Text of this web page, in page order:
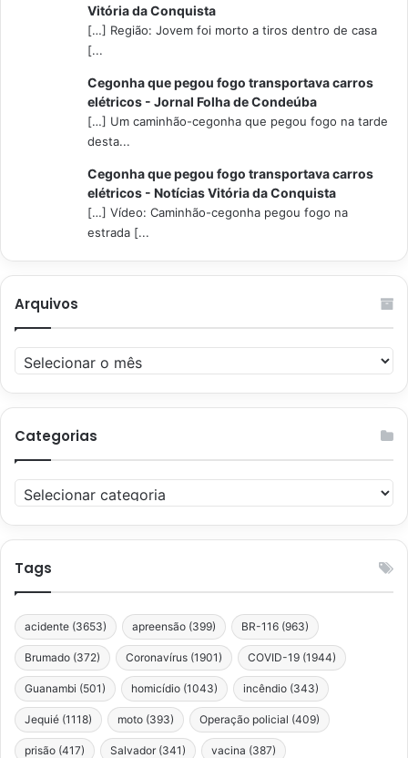
Vitória da Conquista
[…] Região: Jovem foi morto a tiros dentro de casa
[...
Cegonha que pegou fogo transportava carros
elétricos - Jornal Folha de Condeúba
[…] Um caminhão-cegonha que pegou fogo na tarde
desta...
Cegonha que pegou fogo transportava carros
elétricos - Notícias Vitória da Conquista
[…] Vídeo: Caminhão-cegonha pegou fogo na
estrada [...
Arquivos
Arquivos
Categorias
Categorias
Tags
acidente (3653) apreensão (399) BR-116 (963)
Brumado (372) Coronavírus (1901) COVID-19 (1944)
Guanambi (501) homicídio (1043) incêndio (343)
Jequié (1118) moto (393) Operação policial (409)
prisão (417) Salvador (341) vacina (387)